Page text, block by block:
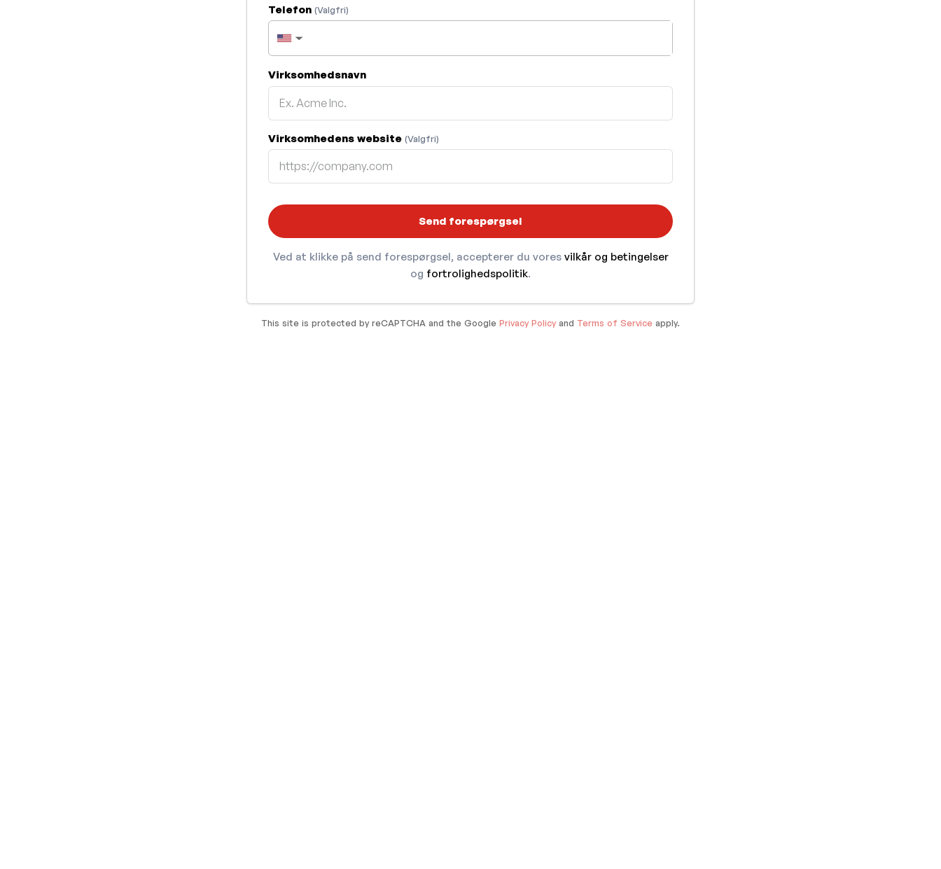
Telefon (Valgfri)
▼
Virksomhedsnavn
Virksomhedens website (Valgfri)
Send forespørgsel
Ved at klikke på send forespørgsel, accepterer du vores vilkår og betingelser
og fortrolighedspolitik.
This site is protected by reCAPTCHA and the Google Privacy Policyand Terms of Service apply.